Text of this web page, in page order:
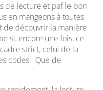
de lecture et paf le bon
en mangeons à toutes
de découvrir la manière
si, encore une fois, ce
strict, celui de la
codes. Que de